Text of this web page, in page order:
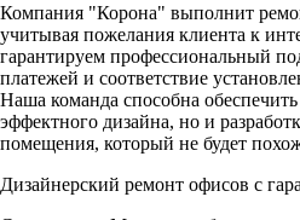
Компания "Корона" выполнит
учитывая пожелания клиента к
гарантируем профессиональный
платежей и соответствие
Наша команда способна
эффектного дизайна, но и
помещения, который не будет
Дизайнерский ремонт офисов с